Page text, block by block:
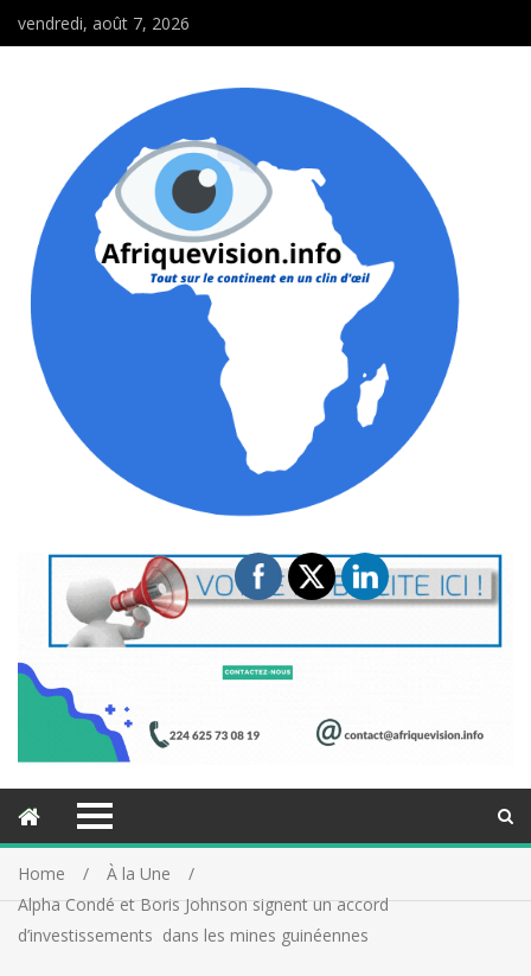
vendredi, août 7, 2026
Home
À la Une
Alpha Condé et Boris Johnson signent un accord
d’investissements dans les mines guinéennes